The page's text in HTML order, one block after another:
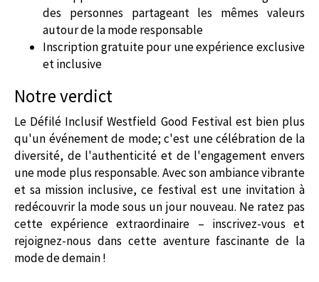
des personnes partageant les mêmes valeurs
autour de la mode responsable
Inscription gratuite pour une expérience exclusive
et inclusive
Notre verdict
Le Défilé Inclusif Westfield Good Festival est bien plus
qu'un événement de mode; c'est une célébration de la
diversité, de l'authenticité et de l'engagement envers
une mode plus responsable. Avec son ambiance vibrante
et sa mission inclusive, ce festival est une invitation à
redécouvrir la mode sous un jour nouveau. Ne ratez pas
cette expérience extraordinaire – inscrivez-vous et
rejoignez-nous dans cette aventure fascinante de la
mode de demain !